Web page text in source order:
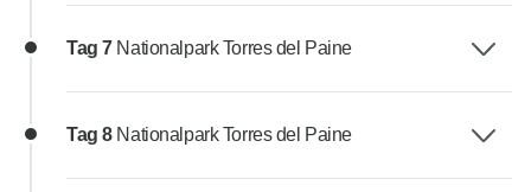
Tag 7 Nationalpark Torres del Paine
Tag 8 Nationalpark Torres del Paine